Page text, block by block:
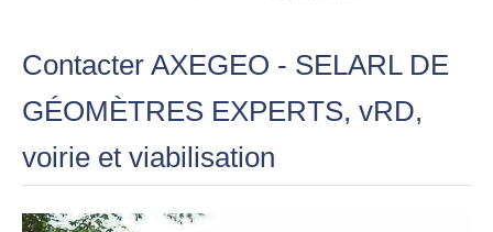
Contacter AXEGEO - SELARL DE
GÉOMÈTRES EXPERTS, vRD,
voirie et viabilisation